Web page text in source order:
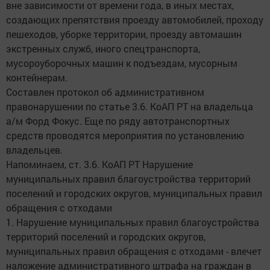
вне зависимости от времени года, в иных местах,
создающих препятствия проезду автомобилей, проходу
пешеходов, уборке территории, проезду автомашин
экстренных служб, иного спецтранспорта,
мусороуборочных машин к подъездам, мусорным
контейнерам.
Составлен протокол об административном
правонарушении по статье 3.6. КоАП РТ на владельца
а/м Форд Фокус. Еще по ряду автотранспортных
средств проводятся мероприятия по установлению
владельцев.
Напоминаем, ст. 3.6. КоАП РТ Нарушение
муниципальных правил благоустройства территорий
поселений и городских округов, муниципальных правил
обращения с отходами
1. Нарушение муниципальных правил благоустройства
территорий поселений и городских округов,
муниципальных правил обращения с отходами - влечет
наложение административного штрафа на граждан в